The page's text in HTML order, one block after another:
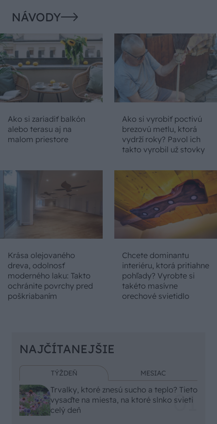
NÁVODY
Ako si zariadiť balkón
alebo terasu aj na
malom priestore
Ako si vyrobiť poctivú
brezovú metlu, ktorá
vydrží roky? Pavol ich
takto vyrobil už stovky
Krása olejovaného
dreva, odolnosť
moderného laku: Takto
ochránite povrchy pred
poškriabaním
Chcete dominantu
interiéru, ktorá pritiahne
pohľady? Vyrobte si
takéto masívne
orechové svietidlo
NAJČÍTANEJŠIE
TÝŽDEŇ MESIAC
Trvalky, ktoré znesú sucho a teplo? Tieto
vysaďte na miesta, na ktoré slnko svieti
celý deň